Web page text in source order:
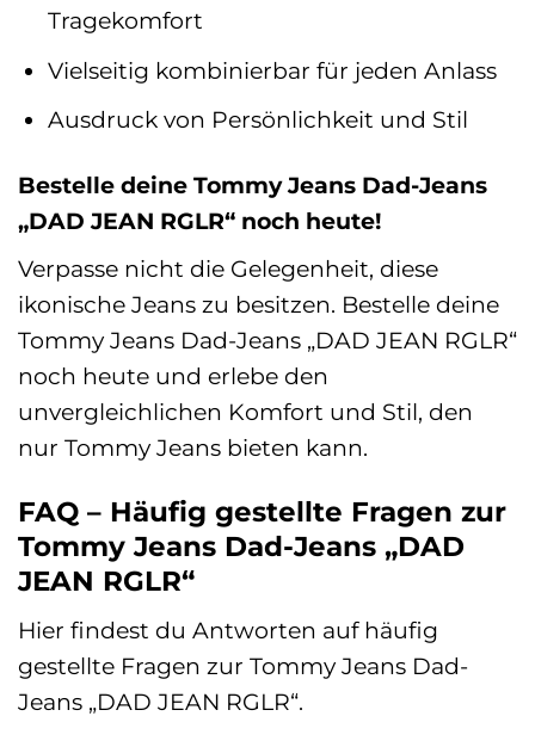
Tragekomfort
Vielseitig kombinierbar für jeden Anlass
Ausdruck von Persönlichkeit und Stil
Bestelle deine Tommy Jeans Dad-Jeans
„DAD JEAN RGLR“ noch heute!
Verpasse nicht die Gelegenheit, diese
ikonische Jeans zu besitzen. Bestelle deine
Tommy Jeans Dad-Jeans „DAD JEAN RGLR“
noch heute und erlebe den
unvergleichlichen Komfort und Stil, den
nur Tommy Jeans bieten kann.
FAQ – Häufig gestellte Fragen zur
Tommy Jeans Dad-Jeans „DAD
JEAN RGLR“
Hier findest du Antworten auf häufig
gestellte Fragen zur Tommy Jeans Dad-
Jeans „DAD JEAN RGLR“.